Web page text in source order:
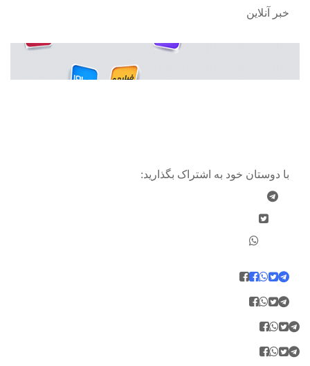
خبر آنلاین
با دوستان خود به اشتراک بگذارید: